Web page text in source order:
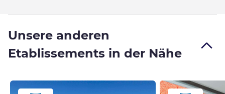
Unsere anderen
Etablissements in der Nähe